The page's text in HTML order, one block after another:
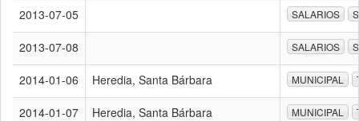
2013-07-05 SALARIOS
2013-07-08 SALARIOS
2014-01-06 Heredia, Santa Bárbara MUNICIPAL
2014-01-07 Heredia, Santa Bárbara MUNICIPAL